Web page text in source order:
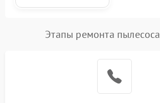
Этапы ремонта